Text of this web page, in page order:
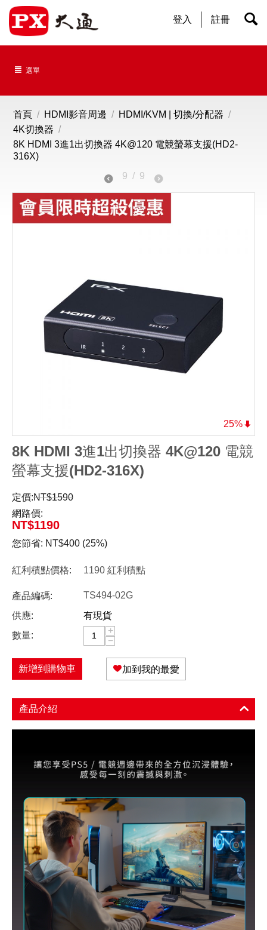
登入 註冊
選單
首頁 / HDMI影音周邊 / HDMI/KVM | 切換/分配器 /
4K切換器 /
8K HDMI 3進1出切換器 4K@120 電競螢幕支援(HD2-
316X)
9 / 9
25%
8K HDMI 3進1出切換器 4K@120 電競
螢幕支援(HD2-316X)
定價:NT$1590
網路價:
NT$1190
您節省: NT$400 (25%)
紅利積點價格: 1190 紅利積點
產品編碼:
TS494-02G
供應:
有現貨
數量:
+
−
新增到購物車 加到我的最愛
產品介紹